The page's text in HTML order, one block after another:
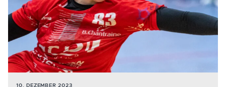
10. DEZEMBER 2023